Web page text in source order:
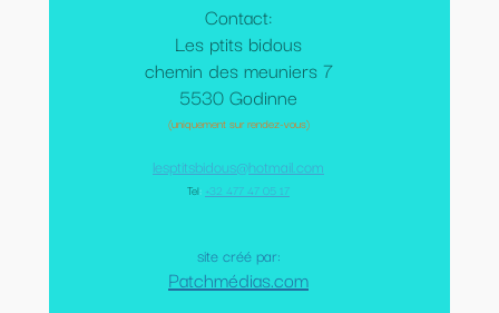
Contact:
Les ptits bidous
chemin des meuniers 7
5530 Godinne
(uniquement sur rendez-vous)
lesptitsbidous@hotmail.com
Tel: +32 477 47 05 17
site créé par:
Patchmédias.com